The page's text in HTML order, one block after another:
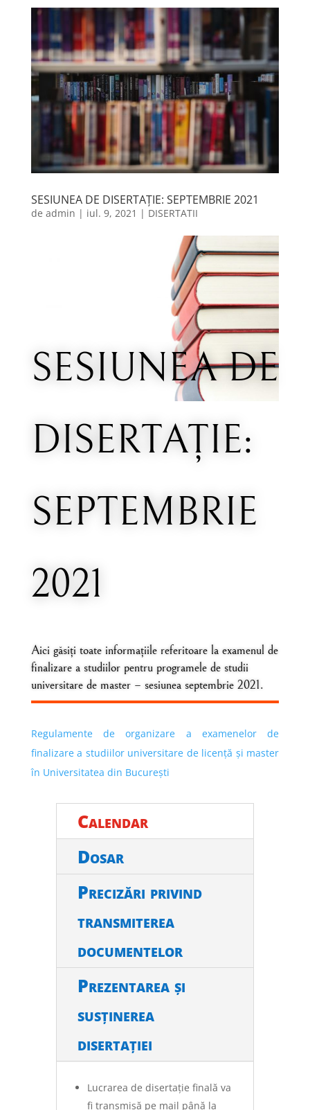
SESIUNEA DE DISERTAŢIE: SEPTEMBRIE 2021
de admin | iul. 9, 2021 | DISERTATII
SESIUNEA DE
DISERTAŢIE:
SEPTEMBRIE
2021
Aici găsiți toate informațiile referitoare la examenul de
finalizare a studiilor pentru programele de studii
universitare de master – sesiunea septembrie 2021.
Regulamente de organizare a examenelor de
finalizare a studiilor universitare de licență și master
în Universitatea din București
Calendar
Dosar
Precizări privind
transmiterea
documentelor
Prezentarea și
susținerea
disertației
Lucrarea de disertație finală va
fi transmisă pe mail până la